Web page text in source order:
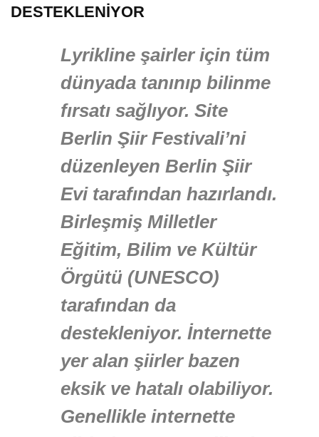
DESTEKLENİYOR
Lyrikline şairler için tüm
dünyada tanınıp bilinme
fırsatı sağlıyor. Site
Berlin Şiir Festivali’ni
düzenleyen Berlin Şiir
Evi tarafından hazırlandı.
Birleşmiş Milletler
Eğitim, Bilim ve Kültür
Örgütü (UNESCO)
tarafından da
destekleniyor. İnternette
yer alan şiirler bazen
eksik ve hatalı olabiliyor.
Genellikle internette